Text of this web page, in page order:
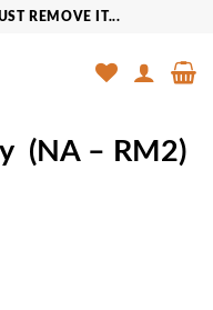
REMOVE IT...
(NA – RM2)